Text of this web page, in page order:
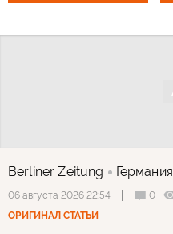
Berliner Zeitung Германия
06 августа 2026 22:54 0
ОРИГИНАЛ СТАТЬИ